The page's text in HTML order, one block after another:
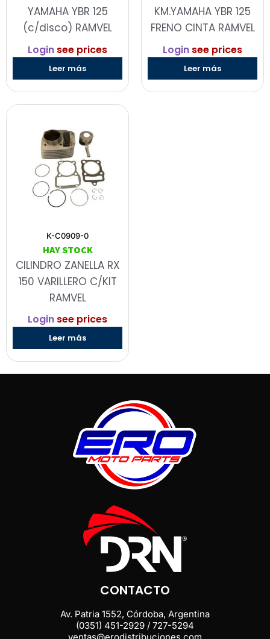
YAMAHA YBR 125
(c/disco) RAMVEL
Login see prices
Leer más
KM.YAMAHA YBR 125
FRENO CINTA RAMVEL
Login see prices
Leer más
K-C0909-0
HAY STOCK
CILINDRO ZANELLA RX
150 VARILLERO C/KIT
RAMVEL
Login see prices
Leer más
CONTACTO
Av. Patria 1552, Córdoba, Argentina
(0351) 451-2929 / 727-5294
ventas@erodistribuciones.com